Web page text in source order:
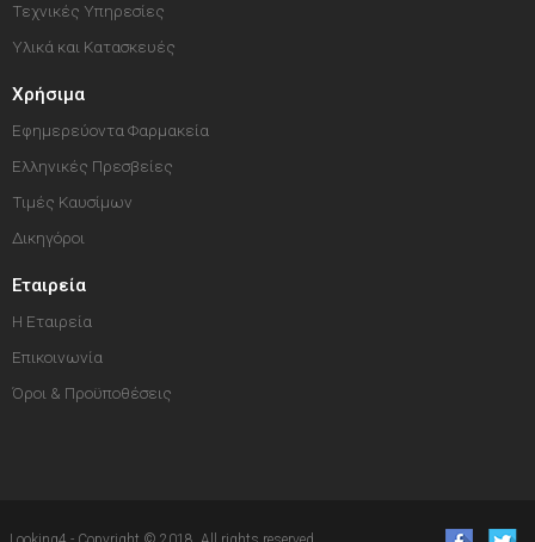
Τεχνικές Υπηρεσίες
Υλικά και Κατασκευές
Χρήσιμα
Εφημερεύοντα Φαρμακεία
Ελληνικές Πρεσβείες
Τιμές Καυσίμων
Δικηγόροι
Εταιρεία
Η Εταιρεία
Επικοινωνία
Όροι & Προϋποθέσεις